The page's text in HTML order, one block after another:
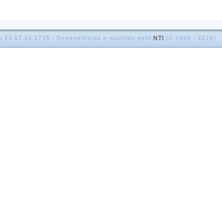
24.07.24.1726 - Desenvolvido e mantido pelo NTI (© 2009 - 2026)